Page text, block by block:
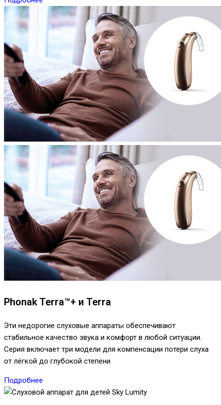
Phonak Terra™+ и Terra
Эти недорогие слуховые аппараты обеспечивают
стабильное качество звука и комфорт в любой ситуации.
Серия включает три модели для компенсации потери слуха
от лёгкой до глубокой степени
Подробнее